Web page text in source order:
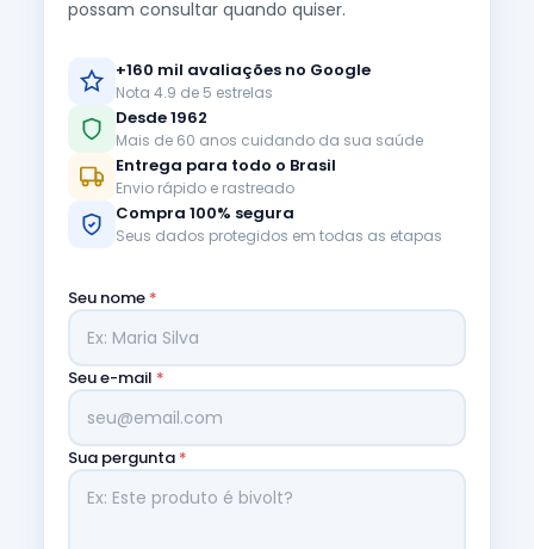
possam consultar quando quiser.
+160 mil avaliações no Google
Nota 4.9 de 5 estrelas
Desde 1962
Mais de 60 anos cuidando da sua saúde
Entrega para todo o Brasil
Envio rápido e rastreado
Compra 100% segura
Seus dados protegidos em todas as etapas
Seu nome *
Seu e-mail *
Sua pergunta *